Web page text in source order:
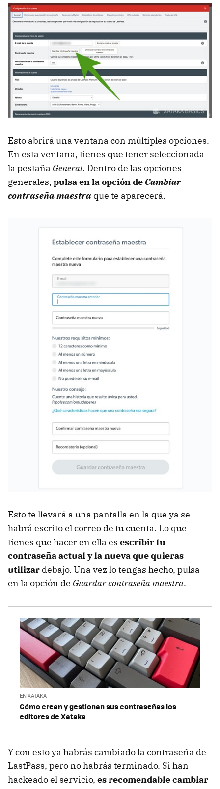
Esto abrirá una ventana con múltiples opciones.
En esta ventana, tienes que tener seleccionada
la pestaña General. Dentro de las opciones
generales, pulsa en la opción deCambiar
contraseña maestra que te aparecerá.
Esto te llevará a una pantalla en la que ya se
habrá escrito el correo de tu cuenta. Lo que
tienes que hacer en ella es escribir tu
contraseña actual y la nueva que quieras
utilizar debajo. Una vez lo tengas hecho, pulsa
en la opción de Guardar contraseña maestra.
EN XATAKA
Cómo crean y gestionan sus contraseñas los
editores de Xataka
Y con esto ya habrás cambiado la contraseña de
LastPass, pero no habrás terminado. Si han
hackeado el servicio, es recomendable cambiar